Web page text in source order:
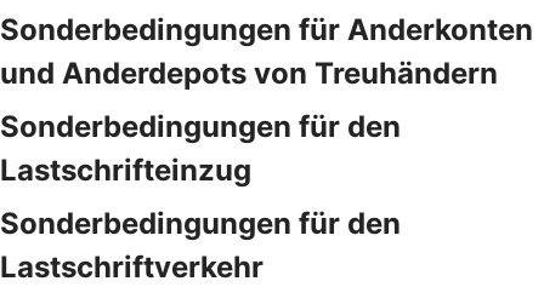
Sonderbedingungen für Anderkonten
und Anderdepots von Treuhändern
Sonderbedingungen für den
Lastschrifteinzug
Sonderbedingungen für den
Lastschriftverkehr